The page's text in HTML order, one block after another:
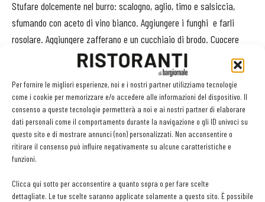
Per fornire le migliori esperienze, noi e i nostri partner utilizziamo tecnologie
come i cookie per memorizzare e/o accedere alle informazioni del dispositivo. Il
consenso a queste tecnologie permetterà a noi e ai nostri partner di elaborare
dati personali come il comportamento durante la navigazione o gli ID univoci su
questo sito e di mostrare annunci (non) personalizzati. Non acconsentire o
ritirare il consenso può influire negativamente su alcune caratteristiche e
funzioni.
Clicca qui sotto per acconsentire a quanto sopra o per fare scelte
dettagliate. Le tue scelte saranno applicate solamente a questo sito. È possibile
Stufare dolcemente nel burro: scalogno, aglio, timo e salsiccia,
sfumando con aceto di vino bianco. Aggiungere i funghi e farli
rosolare. Aggiungere zafferano e un cucchiaio di brodo. Cuocere
ancora qualche minuto. Fondere il burro e il macis a fuoco
Sbollentare l'aglio tre volte in acqua bollente. Affettare
sottilmente e porre a cuocere in olio fino a disidratare
completamente. Dovrà essere ben dorato e croccante. Cuocere i
Mammoli, saltarli nel burro aromatizzato al macis aggiungendo
metà pecorino ed erba cipollina sottilmente affettata a
losanghe. Posare sul fondo del piatto il ragù di salsiccia e
fiocchi di pecorino e pistilli di zafferano.